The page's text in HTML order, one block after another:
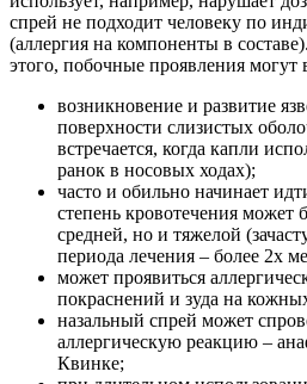
спрей не подходит человеку по
(аллергия на компоненты в
этого, побочные проявления
возникновение и развитие
поверхности слизистых
встречается, когда капли
ранок в носовых ходах);
часто и обильно начинает
степень кровотечения может
средней, но и тяжелой
периода лечения – более 2х
может проявиться
покраснений и зуда на
назальный спрей может
аллергическую реакцию –
Квинке;